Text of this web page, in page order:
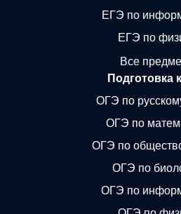
ЕГЭ по
ЕГЭ по
Все
Подготовка
ОГЭ по
ОГЭ по
ОГЭ по
ОГЭ по
ОГЭ по